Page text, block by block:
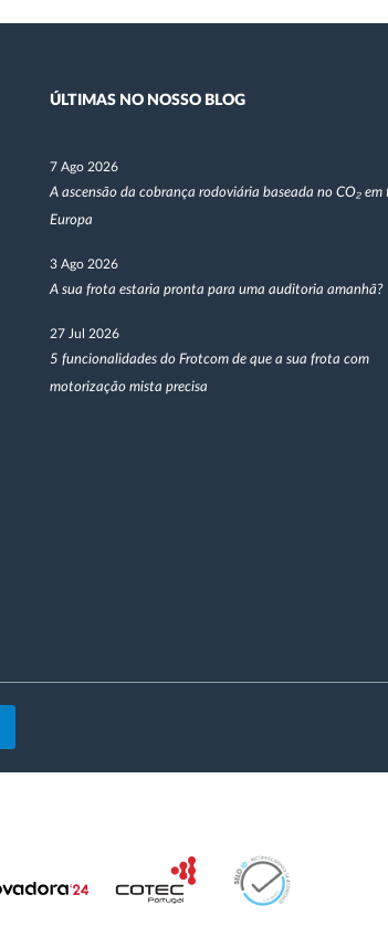
ÚLTIMAS NO NOSSO BLOG
7 Ago 2026
A ascensão da cobrança rodoviária baseada no CO₂ em
Europa
3 Ago 2026
A sua frota estaria pronta para uma auditoria amanhã?
27 Jul 2026
5 funcionalidades do Frotcom de que a sua frota com
motorização mista precisa